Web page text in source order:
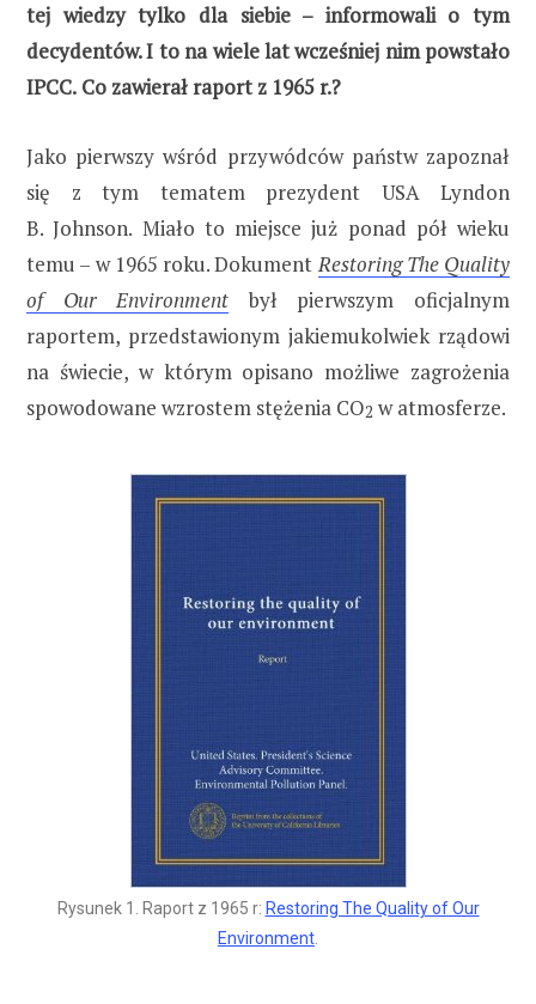
tej wiedzy tylko dla siebie – informowali o tym
decydentów. I to na wiele lat wcześniej nim powstało
IPCC. Co zawierał raport z 1965 r.?
Jako pierwszy wśród przywódców państw zapoznał
się z tym tematem prezydent USA Lyndon
B. Johnson. Miało to miejsce już ponad pół wieku
temu – w 1965 roku. DokumentRestoring The Quality
of Our Environment był pierwszym oficjalnym
raportem, przedstawionym jakiemukolwiek rządowi
na świecie, w którym opisano możliwe zagrożenia
spowodowane wzrostem stężenia CO2 w atmosferze.
Rysunek 1. Raport z 1965 r: Restoring The Quality of Our
Environment